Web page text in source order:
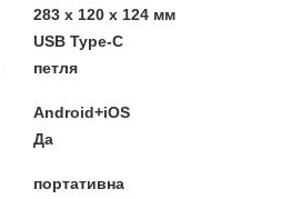
283 x 120 x 124 мм
USB Type-C
петля
Android+iOS
Да
портативна